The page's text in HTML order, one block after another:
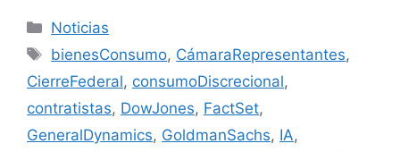
Categorías
Noticias
Etiquetas
bienesConsumo, CámaraRepresentantes,
CierreFederal, consumoDiscrecional,
contratistas, DowJones, FactSet,
GeneralDynamics, GoldmanSachs, IA,